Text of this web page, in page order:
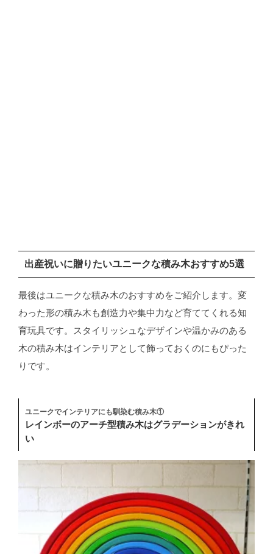
出産祝いに贈りたいユニークな積み木おすすめ5選
最後はユニークな積み木のおすすめをご紹介します。変
わった形の積み木も創造力や集中力など育ててくれる知
育玩具です。スタイリッシュなデザインや温かみのある
木の積み木はインテリアとして飾っておくのにもぴった
りです。
ユニークでインテリアにも馴染む積み木①
レインボーのアーチ型積み木はグラデーションがきれ
い